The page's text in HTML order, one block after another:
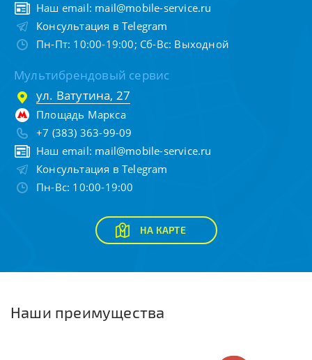
Наш email: mail@mobile-service.ru
Консультация в Telegram
Пн-Пт: 10:00-19:00; Сб-Вс: Выходной
Мультибрендовый сервис
ул. Ватутина, 27
Площадь Маркса
+7 (383) 363-99-09
Наш email: mail@mobile-service.ru
Консультация в Telegram
Пн-Вс: 10:00-19:00
НА КАРТЕ
Наши преимущества